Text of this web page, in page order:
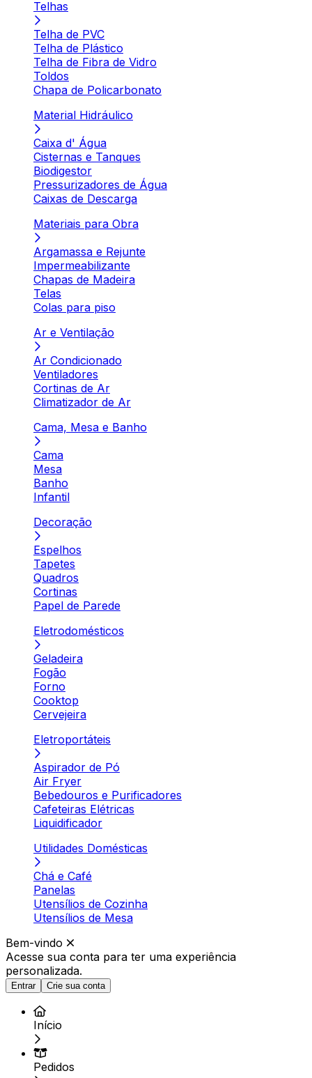
Telhas
Telha de PVC
Telha de Plástico
Telha de Fibra de Vidro
Toldos
Chapa de Policarbonato
Material Hidráulico
Caixa d' Água
Cisternas e Tanques
Biodigestor
Pressurizadores de Água
Caixas de Descarga
Materiais para Obra
Argamassa e Rejunte
Impermeabilizante
Chapas de Madeira
Telas
Colas para piso
Ar e Ventilação
Ar Condicionado
Ventiladores
Cortinas de Ar
Climatizador de Ar
Cama, Mesa e Banho
Cama
Mesa
Banho
Infantil
Decoração
Espelhos
Tapetes
Quadros
Cortinas
Papel de Parede
Eletrodomésticos
Geladeira
Fogão
Forno
Cooktop
Cervejeira
Eletroportáteis
Aspirador de Pó
Air Fryer
Bebedouros e Purificadores
Cafeteiras Elétricas
Liquidificador
Utilidades Domésticas
Chá e Café
Panelas
Utensílios de Cozinha
Utensílios de Mesa
Bem-vindo
Acesse sua conta para ter uma experiência
personalizada.
Entrar Crie sua conta
Início
Pedidos